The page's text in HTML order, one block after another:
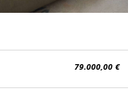
79.000,00 €